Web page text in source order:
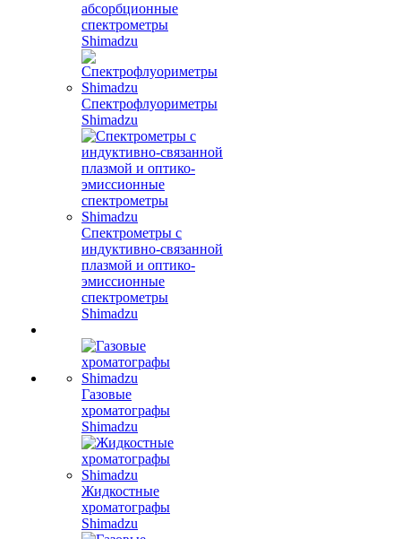
абсорбционные
спектрометры
Shimadzu
Спектрофлуориметры
Shimadzu
Спектрометры с
индуктивно-связанной
плазмой и оптико-
эмиссионные
спектрометры
Shimadzu
Газовые
хроматографы
Shimadzu
Жидкостные
хроматографы
Shimadzu